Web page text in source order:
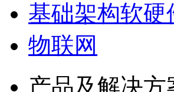
基础架构软硬
物联网
产品及解决方